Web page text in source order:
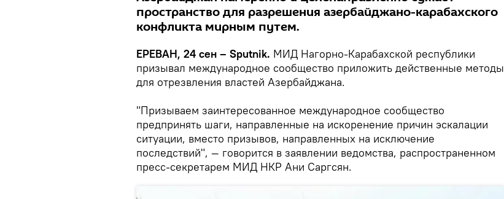
пространство для разрешения азербайджано-карабахского
конфликта мирным путем.
ЕРЕВАН, 24 сен – Sputnik. МИД Нагорно-Карабахской республики
призывал международное сообщество приложить действенные методы
для отрезвления властей Азербайджана.
"Призываем заинтересованное международное сообщество
предпринять шаги, направленные на искоренение причин эскалации
ситуации, вместо призывов, направленных на исключение
последствий", — говорится в заявлении ведомства, распространенном
пресс-секретарем МИД НКР Ани Саргсян.